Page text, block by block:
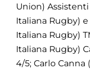
Union)
Italiana Rugby)
Italiana Rugby)
Italiana Rugby)
4/5; Carlo Canna